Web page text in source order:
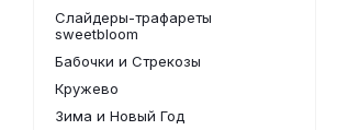
Слайдеры-трафареты
sweetbloom
Бабочки и Стрекозы
Кружево
Зима и Новый Год